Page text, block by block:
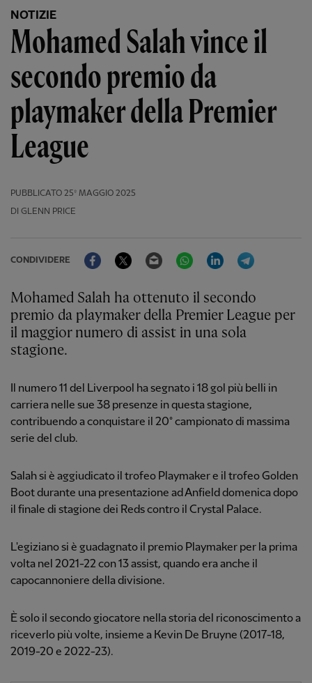
NOTIZIE
Mohamed Salah vince il
secondo premio da
playmaker della Premier
League
PUBBLICATO 25º MAGGIO 2025
DI GLENN PRICE
CONDIVIDERE
FacebookTwitter Email WhatsAppLinkedIn
Mohamed Salah ha ottenuto il secondo
premio da playmaker della Premier League per
il maggior numero di assist in una sola
stagione.
Il numero 11 del Liverpool ha segnato i 18gol più belli in
carriera nelle sue 38 presenze in questa stagione,
contribuendo a conquistare il 20° campionato di massima
serie del club.
Salah si è aggiudicato il trofeo Playmaker e il trofeo Golden
Boot durante una presentazione ad Anfield domenica dopo
il finale di stagione dei Reds contro il Crystal Palace.
L'egiziano si è guadagnato il premio Playmaker per la prima
volta nel 2021-22 con 13 assist, quando era anche il
capocannoniere della divisione.
È solo il secondo giocatore nella storia del riconoscimento a
riceverlo più volte, insieme a Kevin De Bruyne (2017-18,
2019-20 e 2022-23).